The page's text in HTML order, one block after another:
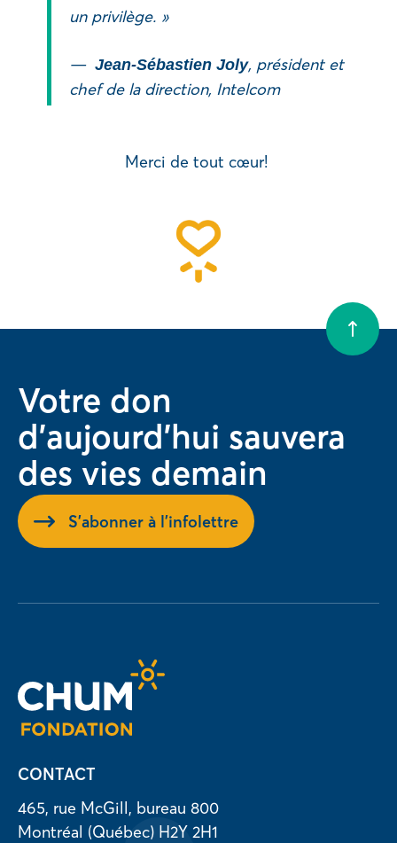
un privilège. »
— Jean‑Sébastien Joly, président et
chef de la direction, Intelcom
Merci de tout cœur!
Votre don
d'aujourd'hui sauvera
des vies demain
S'abonner à l'infolettre
CONTACT
465, rue McGill, bureau 800
Montréal (Québec) H2Y 2H1